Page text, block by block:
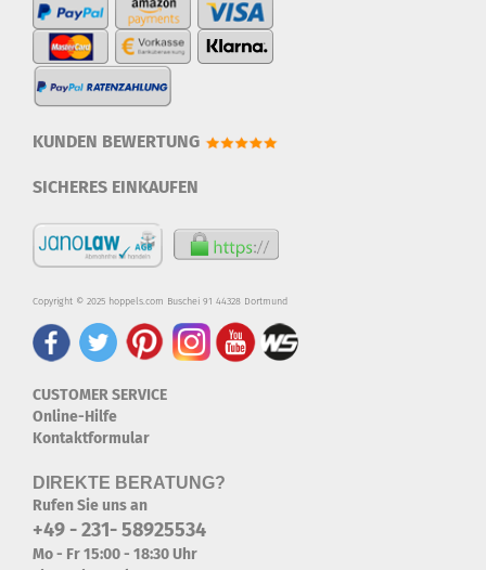
KUNDEN BEWERTUNG
SICHERES EINKAUFEN
Copyright © 2025 hoppels.com Buschei 91 44328 Dortmund
CUSTOMER SERVICE
Online-Hilfe
Kontaktformular
DIREKTE BERATUNG?
Rufen Sie uns an
+49 - 231- 58925534
Mo - Fr 15:00 - 18:30 Uhr